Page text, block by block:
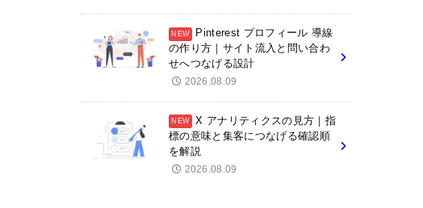
Pinterest プロフィール 導線
の作り方｜サイト流入と問い合わ
せへつなげる設計
2026.08.09
X アナリティクスの見方｜指
標の意味と集客につなげる確認順
を解説
2026.08.09